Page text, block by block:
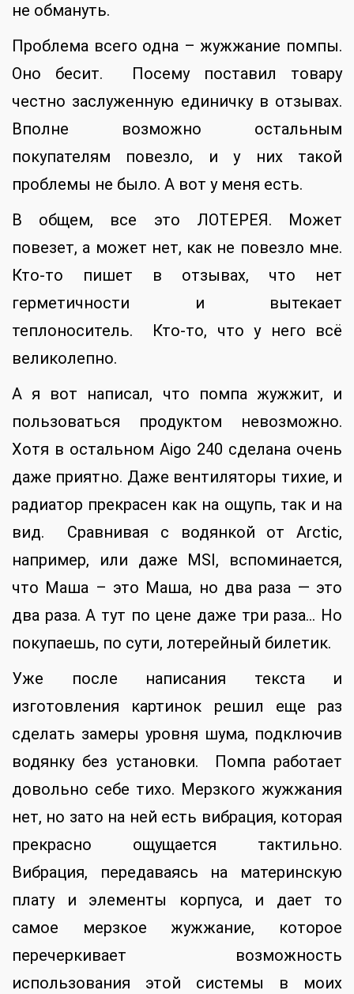
не обмануть.
Проблема всего одна – жужжание помпы.
Оно бесит. Посему поставил товару
честно заслуженную единичку в отзывах.
Вполне возможно остальным
покупателям повезло, и у них такой
проблемы не было. А вот у меня есть.
В общем, все это ЛОТЕРЕЯ. Может
повезет, а может нет, как не повезло мне.
Кто-то пишет в отзывах, что нет
герметичности и вытекает
теплоноситель. Кто-то, что у него всё
великолепно.
А я вот написал, что помпа жужжит, и
пользоваться продуктом невозможно.
Хотя в остальном Aigo 240 сделана очень
даже приятно. Даже вентиляторы тихие, и
радиатор прекрасен как на ощупь, так и на
вид. Сравнивая с водянкой от Arctic,
например, или даже MSI, вспоминается,
что Маша – это Маша, но два раза — это
два раза. А тут по цене даже три раза… Но
покупаешь, по сути, лотерейный билетик.
Уже после написания текста и
изготовления картинок решил еще раз
сделать замеры уровня шума, подключив
водянку без установки. Помпа работает
довольно себе тихо. Мерзкого жужжания
нет, но зато на ней есть вибрация, которая
прекрасно ощущается тактильно.
Вибрация, передаваясь на материнскую
плату и элементы корпуса, и дает то
самое мерзкое жужжание, которое
перечеркивает возможность
использования этой системы в моих